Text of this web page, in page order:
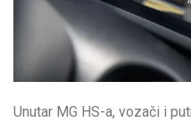
Unutar MG HS-a, vozači i